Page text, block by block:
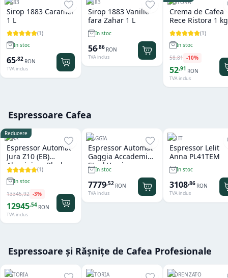
1883
Sirop 1883 Caramel
1 L
(1)
In stoc
65,82 RON
TVA inclus
1883
Sirop 1883 Vanilie
fara Zahar 1 L
In stoc
56,86 RON
TVA inclus
RISTORA
Crema de Cafea
Rece Ristora 1 kg
(1)
In stoc
58,81 -10%
52,91 RON
TVA inclus
Espressoare Cafea
Reducere
JURA
Espressor Automat
Jura Z10 (EB)
Aluminium Black
(1)
In stoc
13345,92 -3%
12945,54 RON
TVA inclus
GAGGIA
Espressor Automat
Gaggia Accademia
Steel Version
In stoc
7779,52 RON
TVA inclus
LELIT
Espressor Lelit
Anna PL41TEM
In stoc
3108,86 RON
TVA inclus
Espressoare și Rășnițe de Cafea Profesionale
ASTORIA ASTORIA FIORENZATO